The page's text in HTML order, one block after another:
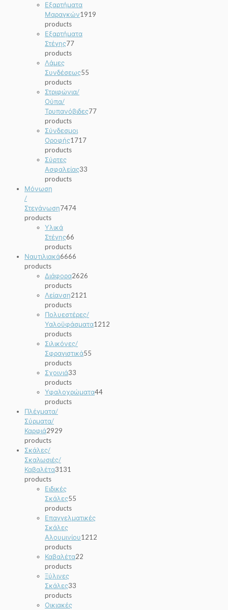
Εξαρτήματα
Μαραγκών1919
products
Εξαρτήματα
Στέγης77
products
Λάμες
Συνδέσεως55
products
Στριφώνια/
Ούπα/
Τρυπανόβιδες77
products
Σύνδεσμοι
Οροφής1717
products
Σύρτες
Ασφαλείας33
products
Μόνωση
/
Στεγάνωση7474
products
Υλικά
Στέγης66
products
Ναυτιλιακά6666
products
Διάφορα2626
products
Λείανση2121
products
Πολυεστέρες/
Υαλοϋφάσματα1212
products
Σιλικόνες/
Σφραγιστικά55
products
Σχοινιά33
products
Υφαλοχρώματα44
products
Πλέγματα/
Σύρματα/
Καρφιά2929
products
Σκάλες/
Σκαλωσιές/
Καβαλέτα3131
products
Ειδικές
Σκάλες55
products
Επαγγελματικές
Σκάλες
Αλουμινίου1212
products
Καβαλέτα22
products
Ξύλινες
Σκάλες33
products
Οικιακές